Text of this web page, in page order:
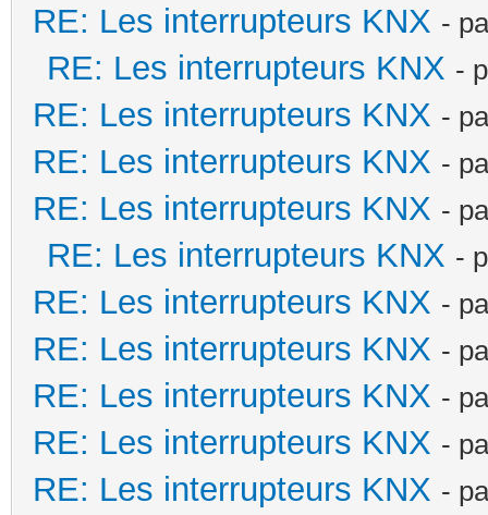
RE: Les interrupteurs KNX -
RE: Les interrupteurs KNX -
RE: Les interrupteurs KNX -
RE: Les interrupteurs KNX -
RE: Les interrupteurs KNX -
RE: Les interrupteurs KNX -
RE: Les interrupteurs KNX -
RE: Les interrupteurs KNX -
RE: Les interrupteurs KNX -
RE: Les interrupteurs KNX -
RE: Les interrupteurs KNX -